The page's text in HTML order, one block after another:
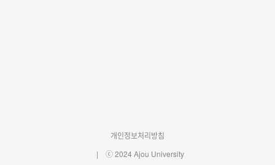
개인정보처리방침
ⓒ 2024 Ajou University